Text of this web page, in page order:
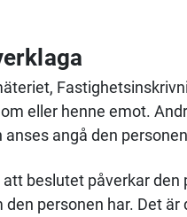
eller henne emot.
angå den
beslutet påverkar
personen har. Det